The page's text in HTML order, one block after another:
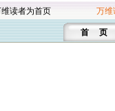
读者为首页 万维
首 页